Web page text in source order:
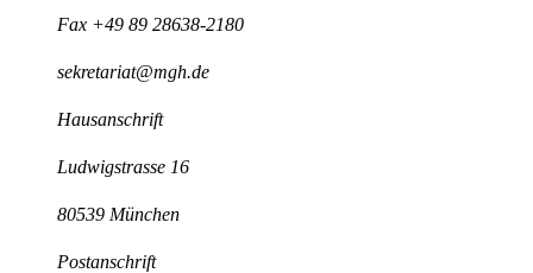
Fax +49 89 28638-2180
sekretariat@mgh.de
Hausanschrift
Ludwigstrasse 16
80539 München
Postanschrift